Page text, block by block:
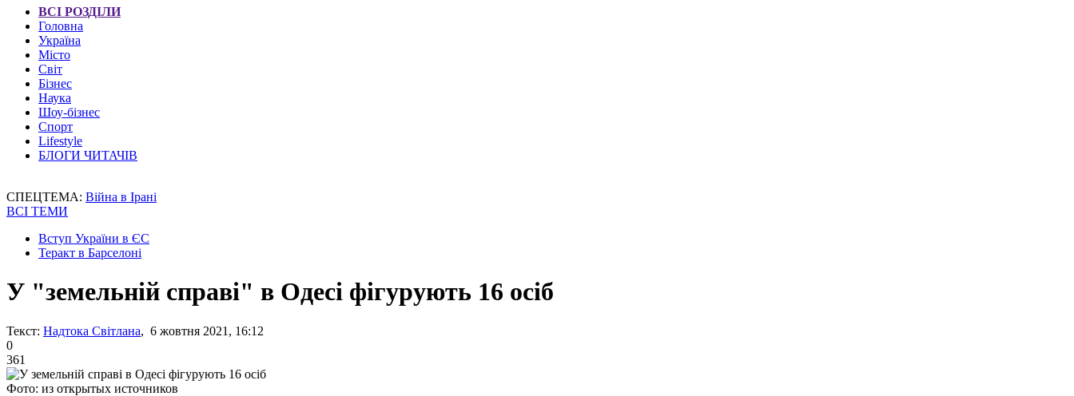
ВСІ РОЗДІЛИ
Головна
Україна
Місто
Світ
Бізнес
Наука
Шоу-бізнес
Спорт
Lifestyle
БЛОГИ ЧИТАЧІВ
СПЕЦТЕМА: Війна в Ірані
ВСІ ТЕМИ
Вступ України в ЄС
Теракт в Барселоні
У "земельній справі" в Одесі фігурують 16 осіб
Текст: Надтока Світлана, 6 жовтня 2021, 16:12
0
361
Фото: из открытых источников